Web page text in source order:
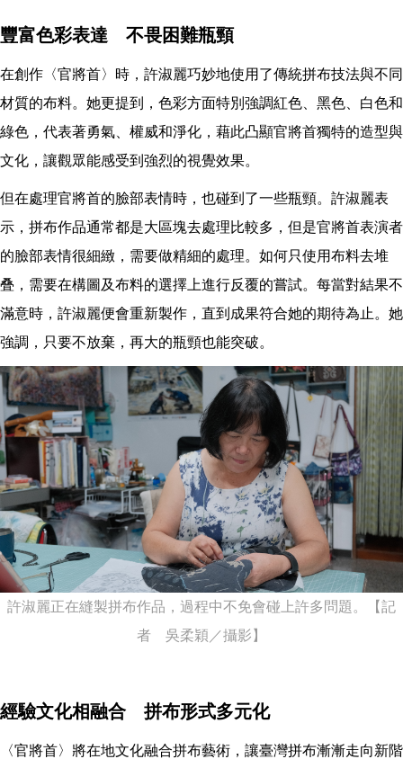
豐富色彩表達 不畏困難瓶頸
在創作〈官將首〉時，許淑麗巧妙地使用了傳統拼布技法與不同
材質的布料。她更提到，色彩方面特別強調紅色、黑色、白色和
綠色，代表著勇氣、權威和淨化，藉此凸顯官將首獨特的造型與
文化，讓觀眾能感受到強烈的視覺效果。
但在處理官將首的臉部表情時，也碰到了一些瓶頸。許淑麗表
示，拼布作品通常都是大區塊去處理比較多，但是官將首表演者
的臉部表情很細緻，需要做精細的處理。如何只使用布料去堆
叠，需要在構圖及布料的選擇上進行反覆的嘗試。每當對結果不
滿意時，許淑麗便會重新製作，直到成果符合她的期待為止。她
強調，只要不放棄，再大的瓶頸也能突破。
許淑麗正在縫製拼布作品，過程中不免會碰上許多問題。【記
者 吳柔穎／攝影】
經驗文化相融合 拼布形式多元化
〈官將首〉將在地文化融合拼布藝術，讓臺灣拼布漸漸走向新階